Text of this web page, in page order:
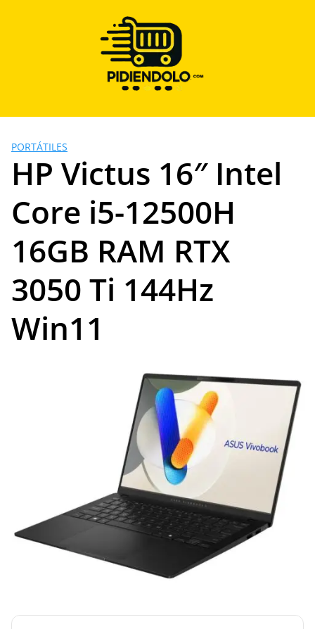
PORTÁTILES
HP Victus 16″ Intel
Core i5-12500H
16GB RAM RTX
3050 Ti 144Hz
Win11